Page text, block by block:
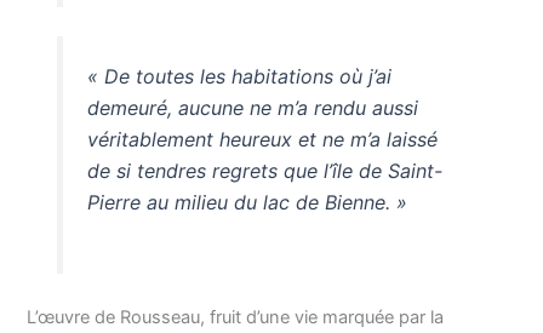
« De toutes les habitations où j’ai
demeuré, aucune ne m’a rendu aussi
véritablement heureux et ne m’a laissé
de si tendres regrets que l’île de Saint-
Pierre au milieu du lac de Bienne. »
L’œuvre de Rousseau, fruit d’une vie marquée par la